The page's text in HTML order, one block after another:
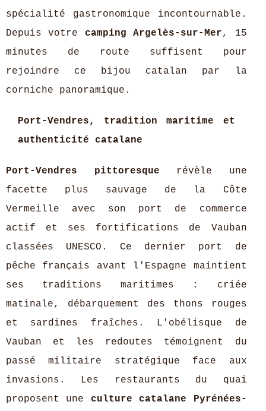
spécialité gastronomique incontournable.
Depuis votre camping Argelès-sur-Mer, 15
minutes de route suffisent pour
rejoindre ce bijou catalan par la
corniche panoramique.
Port-Vendres, tradition maritime et
authenticité catalane
Port-Vendres pittoresque révèle une
facette plus sauvage de la Côte
Vermeille avec son port de commerce
actif et ses fortifications de Vauban
classées UNESCO. Ce dernier port de
pêche français avant l'Espagne maintient
ses traditions maritimes : criée
matinale, débarquement des thons rouges
et sardines fraîches. L'obélisque de
Vauban et les redoutes témoignent du
passé militaire stratégique face aux
invasions. Les restaurants du quai
proposent une culture catalane Pyrénées-